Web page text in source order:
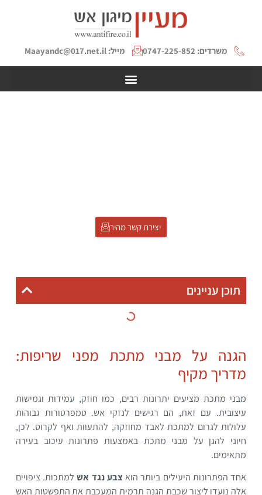
משרדים: 0747-225-852 מייל: Maayandc@017.net.il
יצירת קשר מהיר
תוכן עניינים
הגנה על מבני מתכת מפני שריפות:
מדריך מקיף
מבני מתכת מציעים יתרונות רבים, כמו חוזק, עמידות וגמישות
עיצובית. עם זאת, הם רגישים לנזקי אש. טמפרטורות גבוהות
עלולות לגרום למתכת לאבד מחוזקה, להתעוות ואף לקרוס. לכן,
חיוני להגן על מבני מתכת באמצעות פתרונות עיכוב בעירה
מתאימים.
אחד הפתרונות היעילים ביותר הוא צבע נגד אשלמתכות. ציפויים
אלה נועדו ליצור שכבת הגנה תרמית המעכבת את התפשטות האש